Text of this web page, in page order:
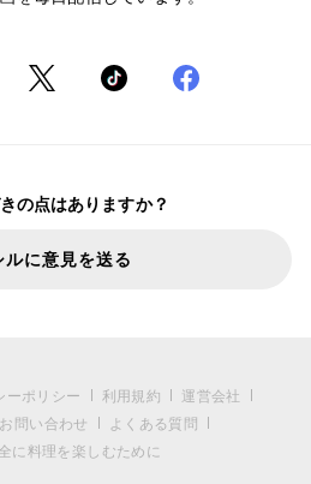
の点はありますか？
ルに意見を送る
ーポリシー 利用規約
運営会社
問い合わせ
よくある質問
に料理を楽しむために